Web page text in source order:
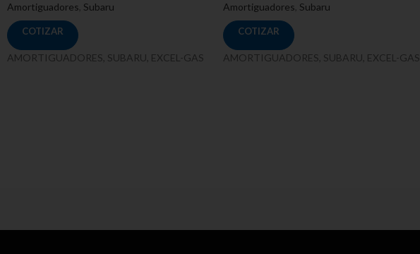
Amortiguadores, Subaru
COTIZAR
AMORTIGUADORES, SUBARU, EXCEL-GAS
Amortiguadores, Subaru
COTIZAR
AMORTIGUADORES, SUBARU, EXCEL-GAS